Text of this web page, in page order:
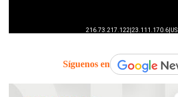
Síguenos en